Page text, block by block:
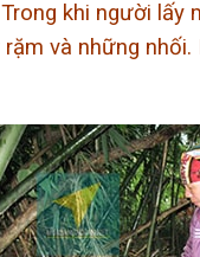
khi người
và những